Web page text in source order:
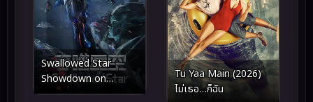
Swallowed Star
Showdown on
Primeval Star (2026)
Tu Yaa Main (2026)
ไม่เธอ…ก็ฉัน